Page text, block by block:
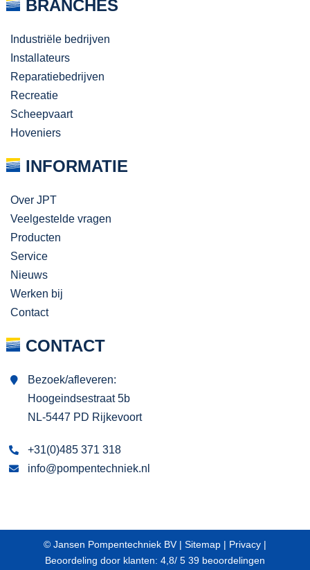
BRANCHES
Industriële bedrijven
Installateurs
Reparatiebedrijven
Recreatie
Scheepvaart
Hoveniers
INFORMATIE
Over JPT
Veelgestelde vragen
Producten
Service
Nieuws
Werken bij
Contact
CONTACT
Bezoek/afleveren:
Hoogeindsestraat 5b
NL-5447 PD Rijkevoort
+31(0)485 371 318
info@pompentechniek.nl
© Jansen Pompentechniek BV | Sitemap | Privacy |
Beoordeling door klanten: 4,8/ 5 39 beoordelingen